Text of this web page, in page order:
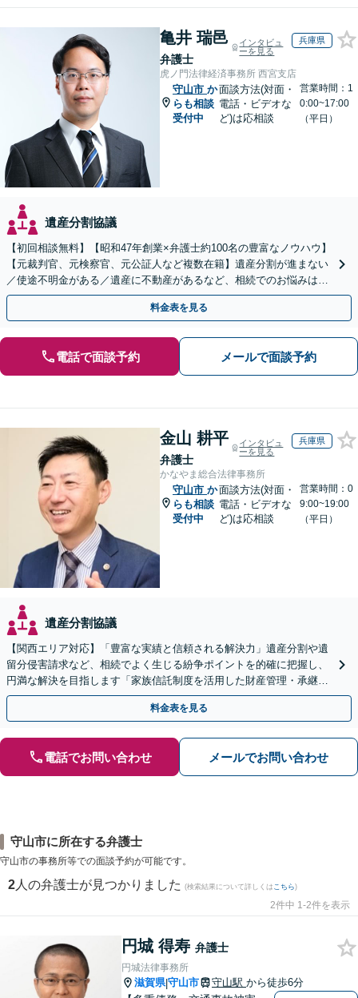
亀井 瑞邑
弁護士
インタビュ
ーを見る
兵庫県
虎ノ門法律経済事務所 西宮支店
守山市 か
らも相談
受付中
面談方法(対面・
電話・ビデオな
ど)は応相談
営業時間：1
0:00~17:00
（平日）
遺産分割協議
【初回相談無料】【昭和47年創業×弁護士約100名の豊富なノウハウ】
【元裁判官、元検察官、元公証人など複数在籍】遺産分割が進まない
／使途不明金がある／遺産に不動産があるなど、相続でのお悩みはご
相談ください【他士業連携で登記・税も対応】
料金表を見る
電話で面談予約 メールで面談予約
金山 耕平
弁護士
インタビュ
ーを見る
兵庫県
かなやま総合法律事務所
守山市 か
らも相談
受付中
面談方法(対面・
電話・ビデオな
ど)は応相談
営業時間：0
9:00~19:00
（平日）
遺産分割協議
【関西エリア対応】「豊富な実績と信頼される解決力」遺産分割や遺
留分侵害請求など、相続でよく生じる紛争ポイントを的確に把握し、
円満な解決を目指します「家族信託制度を活用した財産管理・承継プ
ランのご提案」「次世代へ想いを託す円滑な事業承継」
料金表を見る
電話でお問い合わせ メールでお問い合わせ
守山市に所在する弁護士
守山市の事務所等での面談予約が可能です。
2 人の弁護士が見つかりました (検索結果について詳しくは こちら)
2件中 1-2件を表示
円城 得寿 弁護士
円城法律事務所
滋賀県|守山市 守山駅 から徒歩6分